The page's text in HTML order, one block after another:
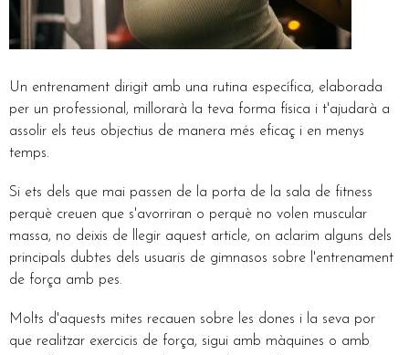
Un entrenament dirigit amb una rutina específica, elaborada
per un professional, millorarà la teva forma física i t'ajudarà a
assolir els teus objectius de manera més eficaç i en menys
temps.
Si ets dels que mai passen de la porta de la sala de fitness
perquè creuen que s'avorriran o perquè no volen muscular
massa, no deixis de llegir aquest article, on aclarim alguns dels
principals dubtes dels usuaris de gimnasos sobre l'entrenament
de força amb pes.
Molts d'aquests mites recauen sobre les dones i la seva por
que realitzar exercicis de força, sigui amb màquines o amb